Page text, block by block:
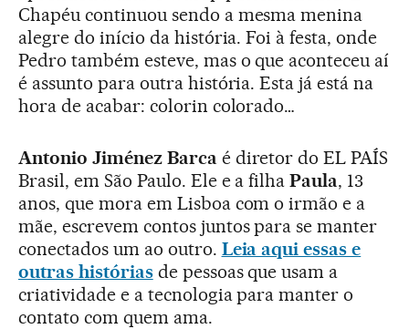
Chapéu continuou sendo a mesma menina
alegre do início da história. Foi à festa, onde
Pedro também esteve, mas o que aconteceu aí
é assunto para outra história. Esta já está na
hora de acabar: colorin colorado…
Antonio Jiménez Barca é diretor do EL PAÍS
Brasil, em São Paulo. Ele e a filhaPaula, 13
anos, que mora em Lisboa com o irmão e a
mãe, escrevem contos juntos para se manter
conectados um ao outro. Leia aqui essas e
outras históriasde pessoas que usam a
criatividade e a tecnologia para manter o
contato com quem ama.